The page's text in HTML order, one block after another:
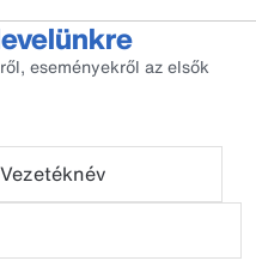
eseményekről az elsők
Vezetéknév